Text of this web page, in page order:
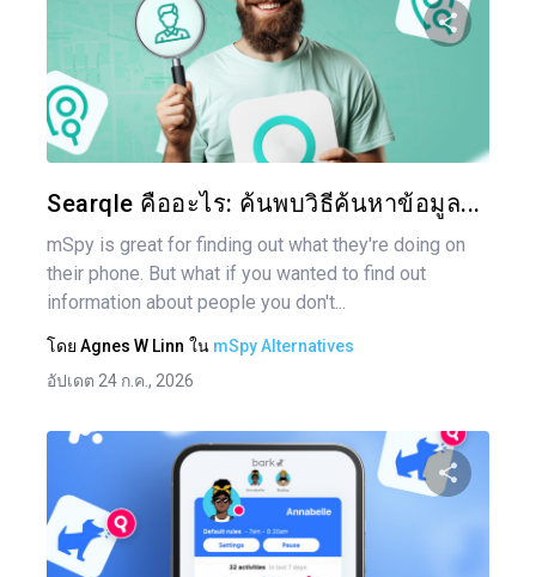
Searqle คืออะไร: ค้นพบวิธีค้นหาข้อมูล...
mSpy is great for finding out what they're doing on
their phone. But what if you wanted to find out
information about people you don't...
โดย Agnes W Linn ใน mSpy Alternatives
อัปเดต 24 ก.ค., 2026